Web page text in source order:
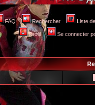
FAQ Rechercher Liste
Profil Se connecter